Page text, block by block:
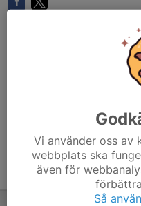
Vi använder oss
webbplats ska
även för
Så